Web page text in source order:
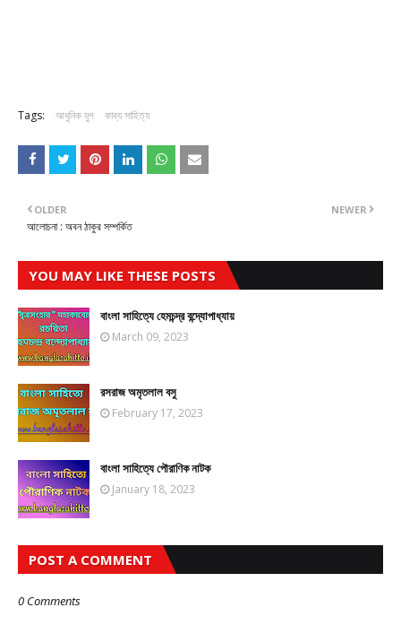
Tags: আধুনিক যুগ কাব্য সাহিত্য
NEWER
OLDER
আলোচনা : অবন ঠাকুর সম্পর্কিত
YOU MAY LIKE THESE POSTS
বাংলা সাহিত্যে হেমচন্দ্র বন্দ্যোপাধ্যায়
March 09, 2023
রসরাজ অমৃতলাল বসু
February 17, 2023
বাংলা সাহিত্যে পৌরাণিক নাটক
January 18, 2023
POST A COMMENT
0 Comments